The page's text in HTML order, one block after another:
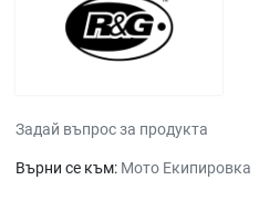
Задай въпрос за продукта
Върни се към: Мото Екипировка